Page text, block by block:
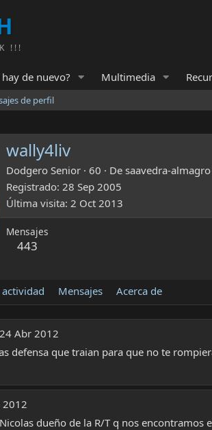
!!!
de nuevo? Multimedia
de perfil
wally4liv
Dodgero Senior · 60 · De saavedra-almagro
Registrado 28 Sep 2005
Última visita 2 Oct 2013
Mensajes
443
Mensajes Acerca de
24 Abr 2012
defensa que traian para que no te
2012
dueño de la R/T q nos encontramos